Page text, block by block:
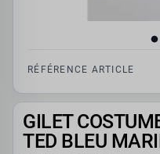
RÉFÉRENCE ARTICLE
GILET
TED BLEU